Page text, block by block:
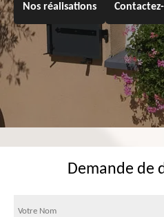
Nos réalisations
Demande de